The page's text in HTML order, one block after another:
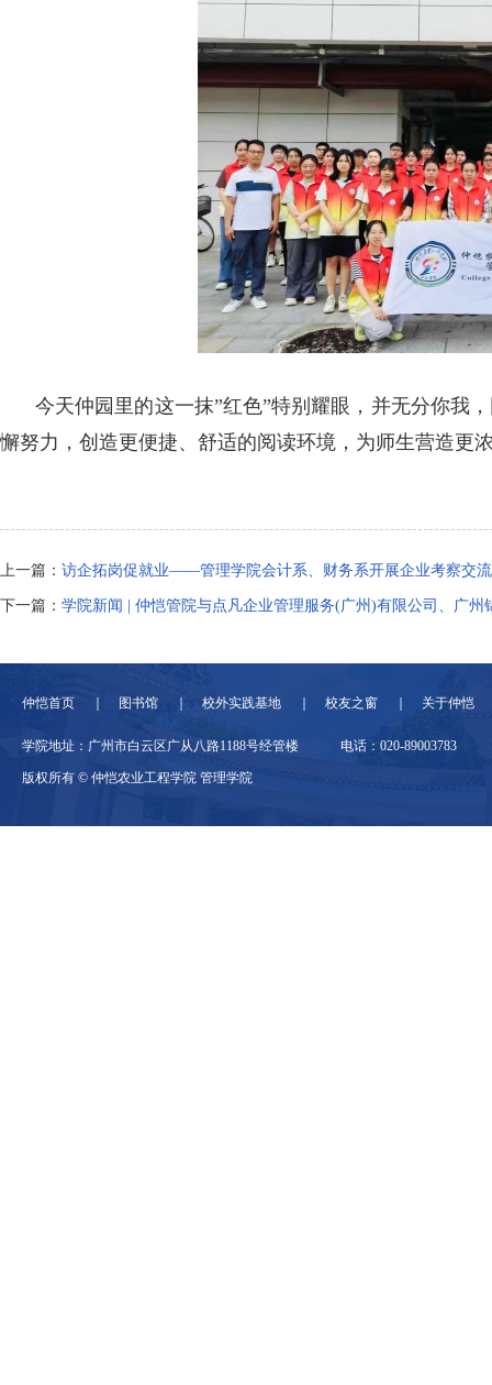
今天仲园里的这一抹”红色”特别耀眼，并无分你我
懈努力，创造更便捷、舒适的阅读环境，为师生营造更
上一篇： 访企拓岗促就业——管理学院会计系、财务系开展企业考察交
下一篇： 学院新闻 | 仲恺管院与点凡企业管理服务(广州)有限公司、广州锦兴乡村建
仲恺首页 图书馆 校外实践基地 校友之窗 关于仲恺
学院地址：广州市白云区广从八路1188号经管楼 电话：020-89003783
版权所有 © 仲恺农业工程学院 管理学院